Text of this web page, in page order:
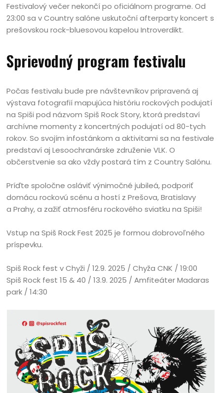
Festivalový večer nekončí po oficiálnom programe. Od
23:00 sa v Country salóne uskutoční afterparty koncert s
prešovskou rock-bluesovou kapelou Introverdikt.
Sprievodný program festivalu
Počas festivalu bude pre návštevníkov pripravená aj
výstava fotografií mapujúca históriu rockových podujatí
na Spiši pod názvom Spiš Rock Story, ktorá predstaví
archívne momenty z koncertných podujatí od 80-tych
rokov. So svojím infostánkom a aktivitami sa na festivale
predstaví aj Lesoochranárske združenie VLK. O
občerstvenie sa ako vždy postará tím z Country Salónu.
Príďte spoločne osláviť výnimočné jubileá, podporiť
domácu rockovú scénu a hostí z Prešova, Bratislavy
a Prahy, a zažiť atmosféru rockového sviatku na Spiši!
Vstup na Spiš Rock Fest 2025 je formou dobrovoľného
príspevku.
Spiš Rock fest v Chyži / 12.9. 2025 / Chyža CNK / 19:00
Spiš Rock fest 15 & 40 / 13.9. 2025 / Amfiteáter Madaras
park / 14:30